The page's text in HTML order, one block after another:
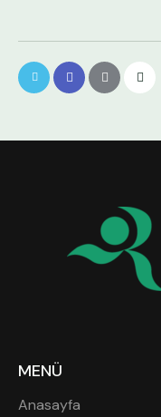
MENÜ
Anasayfa